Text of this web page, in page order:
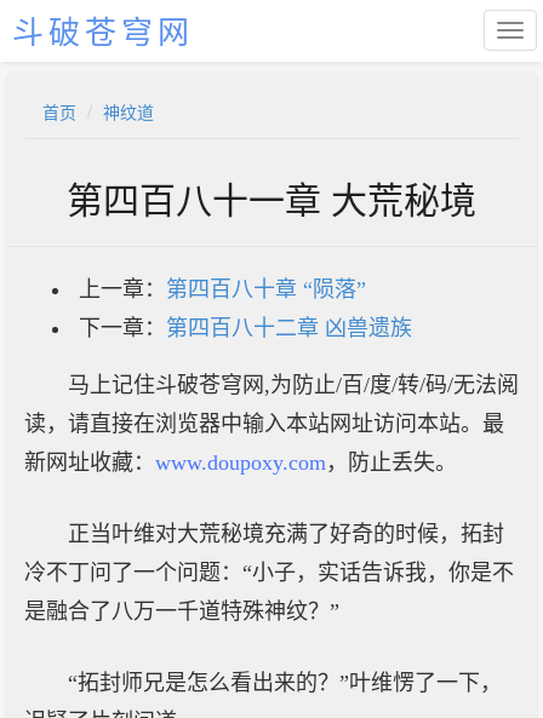
斗破苍穹网
首页 神纹道
第四百八十一章 大荒秘境
上一章： 第四百八十章 “陨落”
下一章： 第四百八十二章 凶兽遗族
马上记住斗破苍穹网,为防止/百/度/转/码/无法阅
读，请直接在浏览器中输入本站网址访问本站。最
新网址收藏： www.doupoxy.com，防止丢失。
正当叶维对大荒秘境充满了好奇的时候，拓封
冷不丁问了一个问题：“小子，实话告诉我，你是不
是融合了八万一千道特殊神纹？”
“拓封师兄是怎么看出来的？”叶维愣了一下，